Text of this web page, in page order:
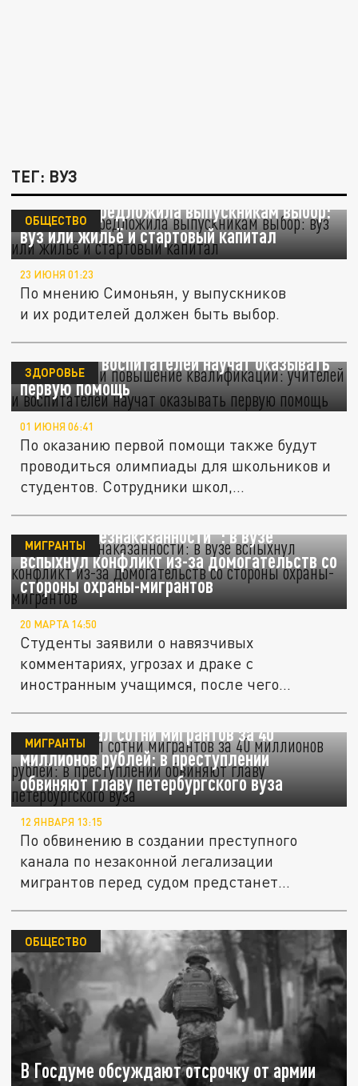
ТЕГ: ВУЗ
Симоньян предложила выпускникам выбор:
вуз или жильё и стартовый капитал
ОБЩЕСТВО
23 ИЮНЯ 01:23
По мнению Симоньян, у выпускников
и их родителей должен быть выбор.
Подготовка и повышение квалификации:
учителей и воспитателей научат оказывать
первую помощь
ЗДОРОВЬЕ
01 ИЮНЯ 06:41
По оказанию первой помощи также будут
проводиться олимпиады для школьников и
студентов. Сотрудники школ,...
"Чувство безнаказанности": в вузе
вспыхнул конфликт из-за домогательств со
стороны охраны-мигрантов
МИГРАНТЫ
20 МАРТА 14:50
Студенты заявили о навязчивых
комментариях, угрозах и драке с
иностранным учащимся, после чего
Легализовал сотни мигрантов за 40
миллионов рублей: в преступлении
обвиняют главу петербургского вуза
МИГРАНТЫ
12 ЯНВАРЯ 13:15
По обвинению в создании преступного
канала по незаконной легализации
мигрантов перед судом предстанет
В Госдуме обсуждают отсрочку от армии
ОБЩЕСТВО